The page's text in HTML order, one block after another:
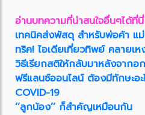
อ่านบทความที่น่าสนใจอื่นๆได้ที่นี่
เทคนิคส่งพัสดุ สำหรับพ่อค้า แ
ทริค! ไอเดียเที่ยวทิพย์ คลายเห
วิธีเรียกสติให้กลับมาหลังจากอ
ฟรีแลนซ์ออนไลน์ ต้องมีทักษะอ
COVID-19
‘‘ลูกน้อง’’ ก็สำคัญเหมือนกัน